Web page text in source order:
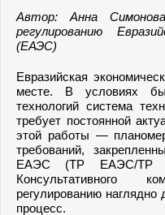
Автор: Анна
регулированию
(ЕАЭС)
Евразийская
месте. В условиях
технологий система
требует постоянной
этой работы —
требований,
ЕАЭС (ТР ЕАЭС/ТР
Консультативного
регулированию наглядно
процесс.